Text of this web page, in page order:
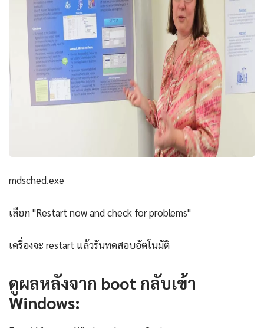
mdsched.exe
เลือก "Restart now and check for problems"
เครื่องจะ restart แล้วรันทดสอบอัตโนมัติ
ดูผลหลังจาก boot กลับเข้า
Windows: